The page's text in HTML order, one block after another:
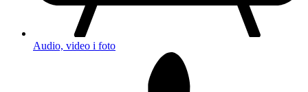
Audio, video i foto